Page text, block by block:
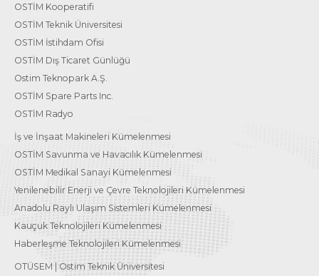
OSTİM Kooperatifi
OSTİM Teknik Üniversitesi
OSTİM İstihdam Ofisi
OSTİM Dış Ticaret Günlüğü
Ostim Teknopark A.Ş.
OSTİM Spare Parts Inc.
OSTİM Radyo
İş ve İnşaat Makineleri Kümelenmesi
OSTİM Savunma ve Havacılık Kümelenmesi
OSTİM Medikal Sanayi Kümelenmesi
Yenilenebilir Enerji ve Çevre Teknolojileri Kümelenmesi
Anadolu Raylı Ulaşım Sistemleri Kümelenmesi
Kauçuk Teknolojileri Kümelenmesi
Haberleşme Teknolojileri Kümelenmesi
OTÜSEM | Ostim Teknik Üniversitesi